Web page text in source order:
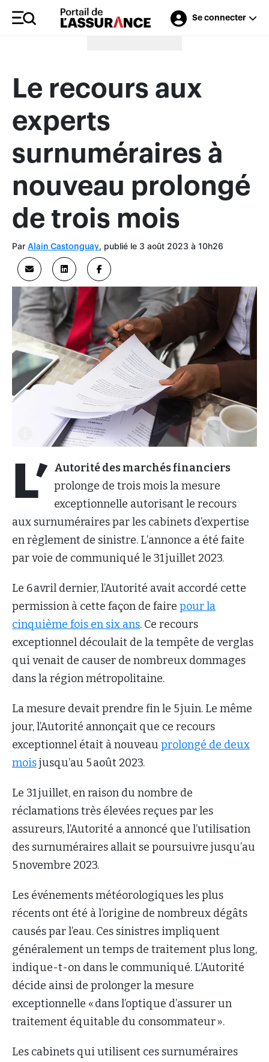
Se connecter
Merci à nos annonceurs
Le recours aux
experts
surnuméraires à
nouveau prolongé
de trois mois
Par Alain Castonguay, publié le 3 août 2023 à 10h26
L’ Autorité des marchés financiers
prolonge de trois mois la mesure
exceptionnelle autorisant le recours
aux surnuméraires par les cabinets d’expertise
en règlement de sinistre. L’annonce a été faite
par voie de communiqué le 31 juillet 2023.
Le 6 avril dernier, l’Autorité avait accordé cette
permission à cette façon de faire pour la
cinquième fois en six ans. Ce recours
exceptionnel découlait de la tempête de verglas
qui venait de causer de nombreux dommages
dans la région métropolitaine.
La mesure devait prendre fin le 5 juin. Le même
jour, l’Autorité annonçait que ce recours
exceptionnel était à nouveau prolongé de deux
moisjusqu’au 5 août 2023.
Le 31 juillet, en raison du nombre de
réclamations très élevées reçues par les
assureurs, l’Autorité a annoncé que l’utilisation
des surnuméraires allait se poursuivre jusqu’au
5 novembre 2023.
Les événements météorologiques les plus
récents ont été à l’origine de nombreux dégâts
causés par l’eau. Ces sinistres impliquent
généralement un temps de traitement plus long,
indique-t-on dans le communiqué. L’Autorité
décide ainsi de prolonger la mesure
exceptionnelle « dans l’optique d’assurer un
traitement équitable du consommateur ».
Les cabinets qui utilisent ces surnuméraires